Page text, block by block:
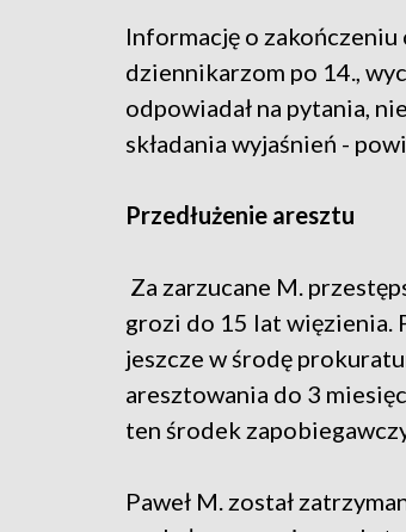
Informację o zakończeniu
dziennikarzom po 14.,
odpowiadał na pytania,
składania wyjaśnień -
Przedłużenie aresztu
Za zarzucane M.
grozi do 15 lat więzienia.
jeszcze w środę
aresztowania do 3
ten środek
Paweł M. został